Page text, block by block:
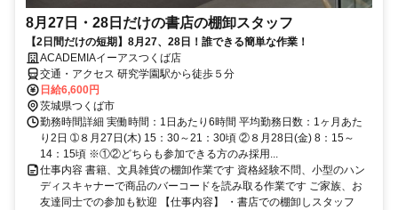
8月27日・28日だけの書店の棚卸スタッフ
【2日間だけの短期】8月27、28日！誰できる簡単な作業！
ACADEMIAイーアスつくば店
交通・アクセス 研究学園駅から徒歩５分
日給6,600円
茨城県つくば市
勤務時間詳細 実働時間：1日あたり6時間 平均勤務日数：1ヶ月あた
り2日 ➀８月27日(木) 15：30～21：30頃 ②８月28日(金) 8：15～
14：15頃 ※①②どちらも参加できる方のみ採用...
仕事内容 書籍、文具雑貨の棚卸作業です 資格経験不問、小型のハン
ディスキャナーで商品のバーコードを読み取る作業です ご家族、お
友達同士での参加も歓迎 【仕事内容】 ・書店での棚卸しスタッフ